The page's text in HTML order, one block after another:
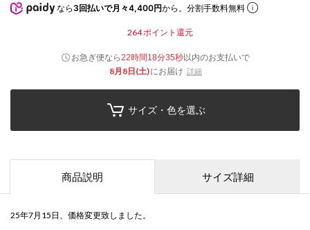
なら 3回払いで月々4,400円から。分割手数料無料
264ポイント還元
お急ぎ便なら22時間18分34秒以内のお支払いで
8月8日(土)にお届け 詳細
サイズ・色を選ぶ
商品説明 サイズ詳細
25年7月15日、価格変更致しました。